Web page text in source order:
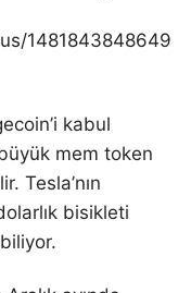
1481843848649
kabul
mem token
Tesla’nın
bisikleti